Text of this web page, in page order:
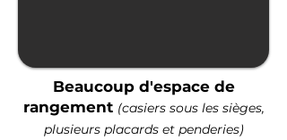
Beaucoup d'espace de
rangement (casiers sous les sièges,
plusieurs placards et penderies)